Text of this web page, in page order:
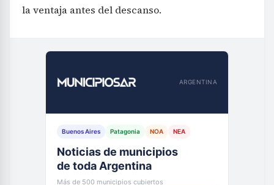
la ventaja antes del descanso.
ARGENTINA
Buenos Aires Patagonia NOA NEA
Noticias de municipios
de toda Argentina
Más de 500 municipios cubiertos